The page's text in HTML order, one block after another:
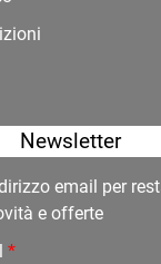
Newsletter
email per
e offerte
*